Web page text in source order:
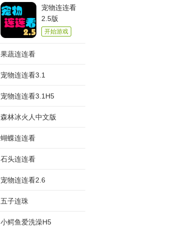
宠物连连看
2.5版
开始游戏
果蔬连连看
宠物连连看3.1
宠物连连看3.1H5
森林冰火人中文版
蝴蝶连连看
石头连连看
宠物连连看2.6
五子连珠
小鳄鱼爱洗澡H5